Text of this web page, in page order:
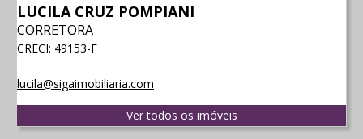
LUCILA CRUZ POMPIANI
CORRETORA
CRECI: 49153-F
lucila@sigaimobiliaria.com
Ver todos os imóveis